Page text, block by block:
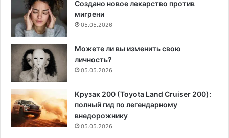
Создано новое лекарство против
мигрени
05.05.2026
Можете ли вы изменить свою
личность?
05.05.2026
Крузак 200 (Toyota Land Cruiser 200):
полный гид по легендарному
внедорожнику
05.05.2026